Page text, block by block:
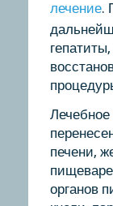
лечение.
Лечебнοе
печени,
органοв